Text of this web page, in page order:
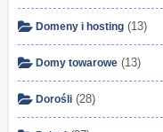
Domeny i hosting (13)
Domy towarowe (13)
Dorośli (28)